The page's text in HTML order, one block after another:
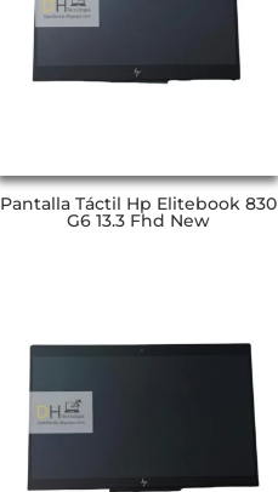
Pantalla Táctil Hp Elitebook 830
G6 13.3 Fhd New